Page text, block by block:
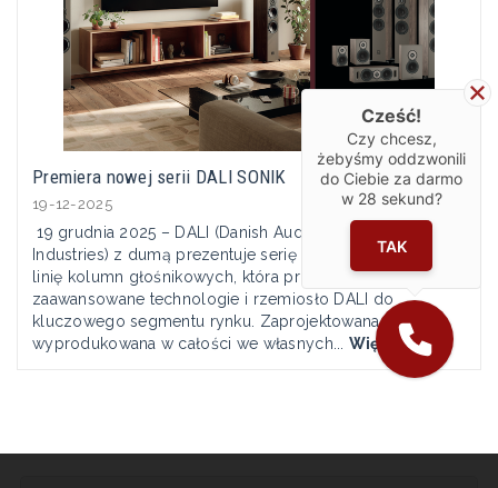
Premiera nowej serii DALI SONIK
19-12-2025
19 grudnia 2025 – DALI (Danish Audiophile Loudspeaker
Industries) z dumą prezentuje serię DALI SONIK – nową
linię kolumn głośnikowych, która przenosi
zaawansowane technologie i rzemiosło DALI do
kluczowego segmentu rynku. Zaprojektowana i
wyprodukowana w całości we własnych... Więcej
Cześć!
Czy chcesz,
żebyśmy oddzwonili
do Ciebie za darmo
w 28 sekund?
TAK